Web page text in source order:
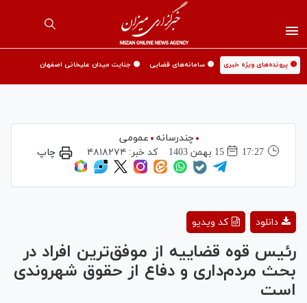
🟡 پرونده‌های ویژه خبری 🟡 سامانه‌های قضایی 🟡 جنایت میدان علیخانی اصفهان
چندرسانه
عمومی
17:27
15 بهمن 1403 کد خبر:۴۸۱۸۲۷۴ چاپ
Video
کد ویدیو دانلود
رئیس قوه قضاییه از موفق‌ترین افراد در
بحث مردم‌داری و دفاع از حقوق شهروندی
است